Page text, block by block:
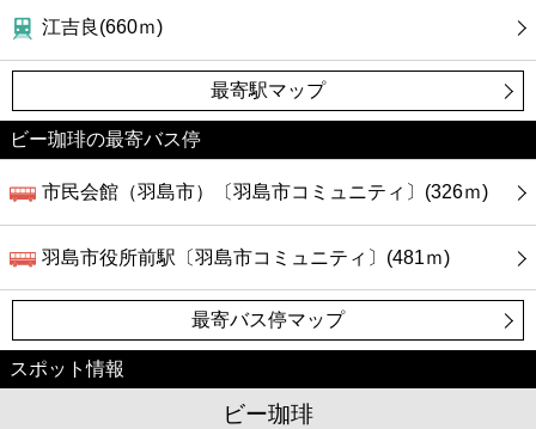
江吉良(660ｍ)
最寄駅マップ
ビー珈琲の最寄バス停
市民会館（羽島市）〔羽島市コミュニティ〕(326ｍ)
羽島市役所前駅〔羽島市コミュニティ〕(481ｍ)
最寄バス停マップ
スポット情報
ビー珈琲